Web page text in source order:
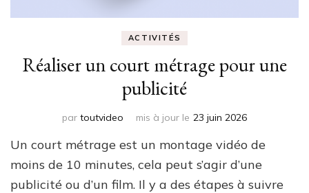
ACTIVITÉS
Réaliser un court métrage pour une
publicité
par toutvideo mis à jour le 23 juin 2026
Un court métrage est un montage vidéo de
moins de 10 minutes, cela peut s’agir d’une
publicité ou d’un film. Il y a des étapes à suivre